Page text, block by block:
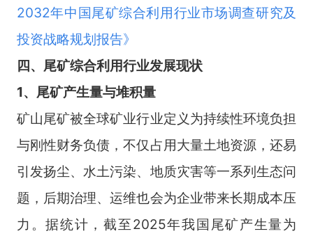
2032年中国尾矿综合利用行业市场调查研究及
投资战略规划报告》
四、 尾矿综合利用行业发展现状
1、尾矿产生量与堆积量
矿山尾矿被全球矿业行业定义为持续性环境负担
与刚性财务负债，不仅占用大量土地资源，还易
引发扬尘、水土污染、地质灾害等一系列生态问
题，后期治理、运维也会为企业带来长期成本压
力。据统计，截至2025年我国尾矿产生量为